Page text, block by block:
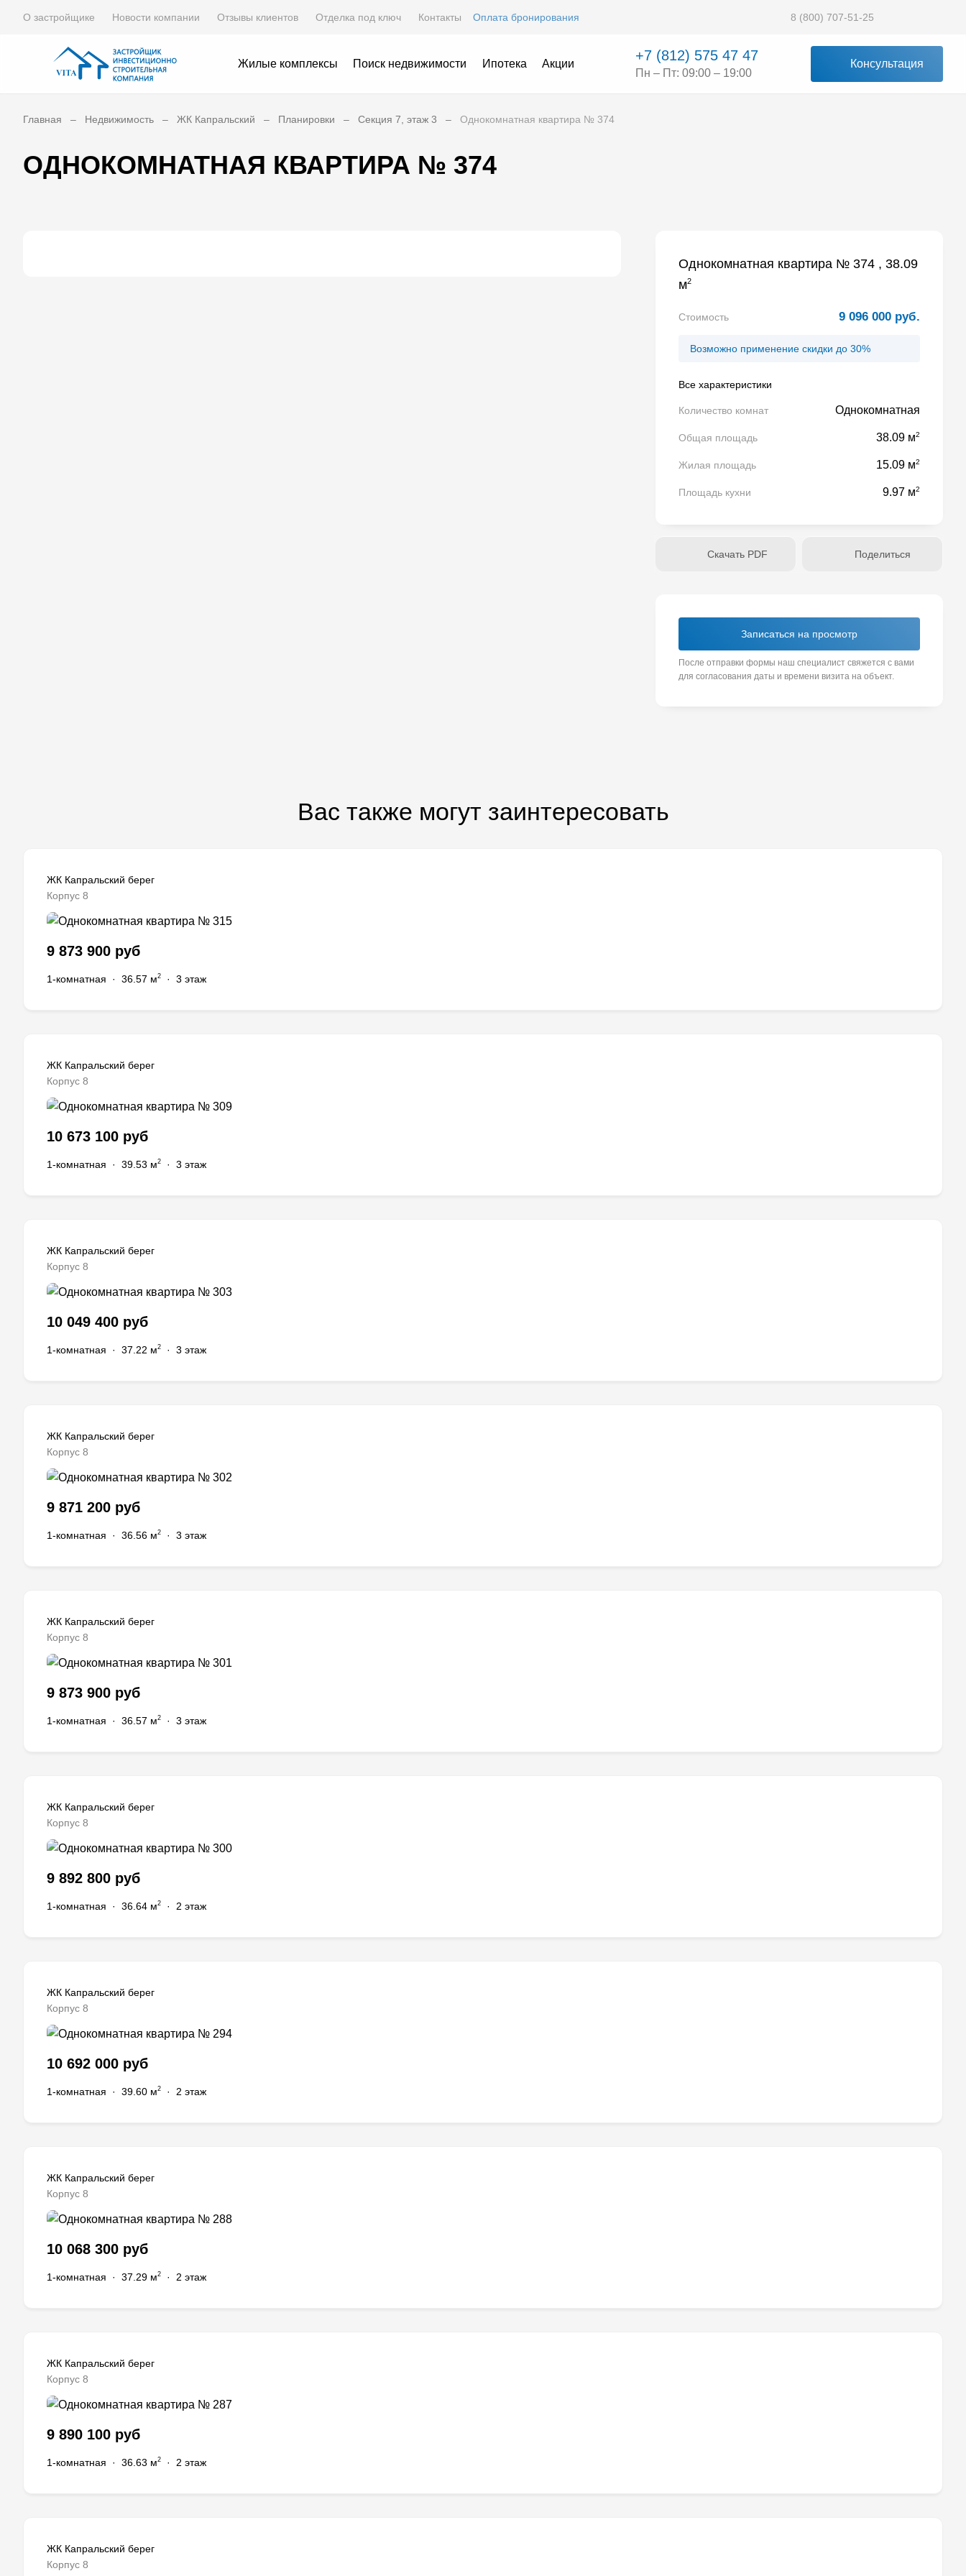
О застройщике Новости компании Отзывы клиентов Отделка под ключ Контакты Оплата бронирования 8 (800) 707-51-25
Жилые комплексы Поиск недвижимости Ипотека Акции
+7 (812) 575 47 47
Пн – Пт: 09:00 – 19:00
Консультация
Главная Недвижимость ЖК Капральский Планировки Секция 7, этаж 3 Однокомнатная квартира № 374
ОДНОКОМНАТНАЯ КВАРТИРА № 374
Однокомнатная квартира № 374 , 38.09
м2
Стоимость 9 096 000 руб.
Возможно применение скидки до 30%
Все характеристики
Количество комнат Однокомнатная
Общая площадь 38.09 м2
Жилая площадь 15.09 м2
Площадь кухни 9.97 м2
Скачать PDF Поделиться
Записаться на просмотр
После отправки формы наш специалист свяжется с вами
для согласования даты и времени визита на объект.
Вас также могут заинтересовать
ЖК Капральский берег
Корпус 8
9 873 900 руб
1-комнатная · 36.57 м2 · 3 этаж
ЖК Капральский берег
Корпус 8
10 673 100 руб
1-комнатная · 39.53 м2 · 3 этаж
ЖК Капральский берег
Корпус 8
10 049 400 руб
1-комнатная · 37.22 м2 · 3 этаж
ЖК Капральский берег
Корпус 8
9 871 200 руб
1-комнатная · 36.56 м2 · 3 этаж
ЖК Капральский берег
Корпус 8
9 873 900 руб
1-комнатная · 36.57 м2 · 3 этаж
ЖК Капральский берег
Корпус 8
9 892 800 руб
1-комнатная · 36.64 м2 · 2 этаж
ЖК Капральский берег
Корпус 8
10 692 000 руб
1-комнатная · 39.60 м2 · 2 этаж
ЖК Капральский берег
Корпус 8
10 068 300 руб
1-комнатная · 37.29 м2 · 2 этаж
ЖК Капральский берег
Корпус 8
9 890 100 руб
1-комнатная · 36.63 м2 · 2 этаж
ЖК Капральский берег
Корпус 8